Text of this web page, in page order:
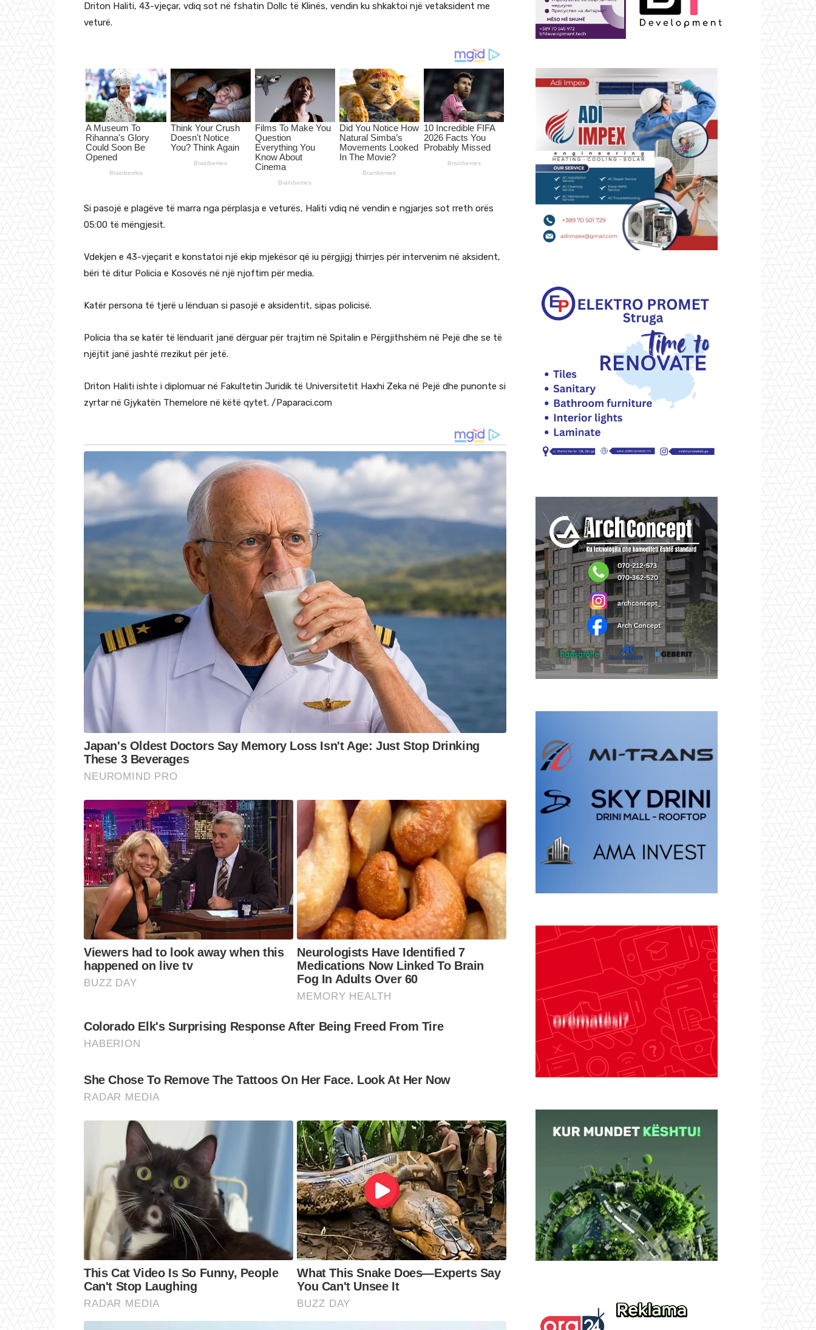
Driton Haliti, 43-vjeçar, vdiq sot në fshatin Dollc të Klinës, vendin ku shkaktoi një vetaksident me
veturë.
Si pasojë e plagëve të marra nga përplasja e veturës, Haliti vdiq në vendin e ngjarjes sot rreth orës
05:00 të mëngjesit.
Vdekjen e 43-vjeçarit e konstatoi një ekip mjekësor që iu përgjigj thirrjes për intervenim në aksident,
bëri të ditur Policia e Kosovës në një njoftim për media.
Katër persona të tjerë u lënduan si pasojë e aksidentit, sipas policisë.
Policia tha se katër të lënduarit janë dërguar për trajtim në Spitalin e Përgjithshëm në Pejë dhe se të
njëjtit janë jashtë rrezikut për jetë.
Driton Haliti ishte i diplomuar në Fakultetin Juridik të Universitetit Haxhi Zeka në Pejë dhe punonte si
zyrtar në Gjykatën Themelore në këtë qytet. /Paparaci.com